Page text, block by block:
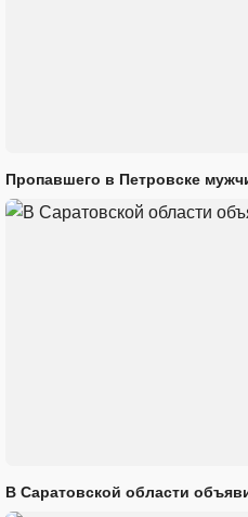
Пропавшего в Петровске
В Саратовской области